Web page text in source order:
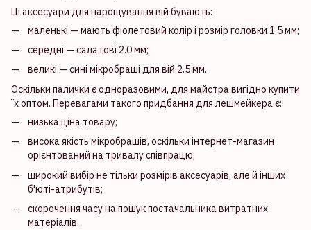
Ці аксесуари для нарощування вій бувають:
маленькі — мають фіолетовий колір і розмір головки 1.5 мм;
середні — салатові 2.0 мм;
великі — сині мікробраші для вій 2.5 мм.
Оскільки палички є одноразовими, для майстра вигідно купити
їх оптом. Перевагами такого придбання для лешмейкера є:
низька ціна товару;
висока якість мікробрашів, оскільки інтернет-магазин
орієнтований на тривалу співпрацю;
широкий вибір не тільки розмірів аксесуарів, але й інших
б'юті-атрибутів;
скорочення часу на пошук постачальника витратних
матеріалів.